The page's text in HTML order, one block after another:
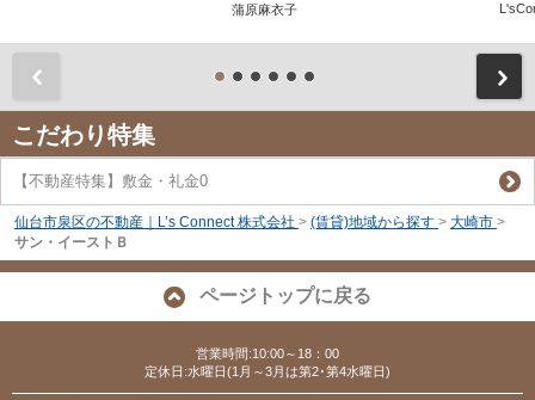
蒲原麻衣子
こだわり特集
【不動産特集】敷金・礼金0
仙台市泉区の不動産｜L’s Connect 株式会社 > (賃貸)地域から探す > 大崎市 >
サン・イーストＢ
ページトップに戻る
営業時間:10:00～18：00
定休日:水曜日(1月～3月は第2･第4水曜日)